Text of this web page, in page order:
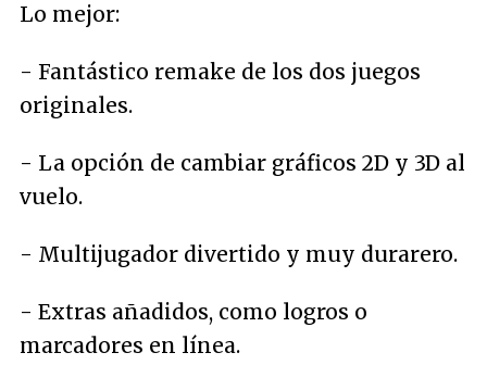
Lo mejor:
- Fantástico remake de los dos juegos
originales.
- La opción de cambiar gráficos 2D y 3D al
vuelo.
- Multijugador divertido y muy durarero.
- Extras añadidos, como logros o
marcadores en línea.